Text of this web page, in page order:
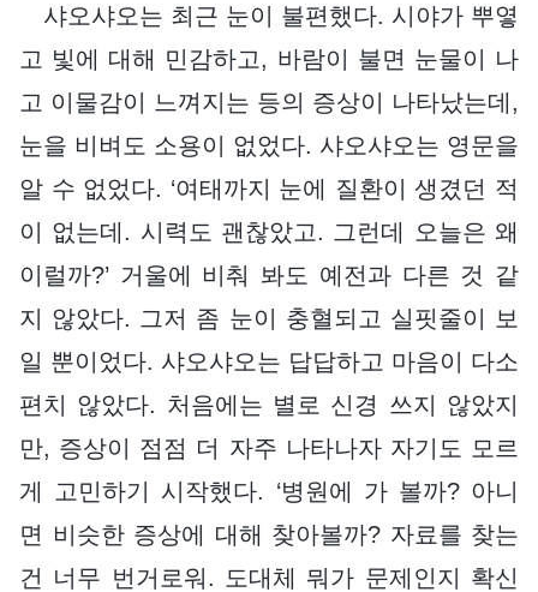
샤오샤오는 최근 눈이 불편했다. 시야가 뿌옇
고 빛에 대해 민감하고, 바람이 불면 눈물이 나
고 이물감이 느껴지는 등의 증상이 나타났는데,
눈을 비벼도 소용이 없었다. 샤오샤오는 영문을
알 수 없었다. ‘여태까지 눈에 질환이 생겼던 적
이 없는데. 시력도 괜찮았고. 그런데 오늘은 왜
이럴까?’ 거울에 비춰 봐도 예전과 다른 것 같
지 않았다. 그저 좀 눈이 충혈되고 실핏줄이 보
일 뿐이었다. 샤오샤오는 답답하고 마음이 다소
편치 않았다. 처음에는 별로 신경 쓰지 않았지
만, 증상이 점점 더 자주 나타나자 자기도 모르
게 고민하기 시작했다. ‘병원에 가 볼까? 아니
면 비슷한 증상에 대해 찾아볼까? 자료를 찾는
건 너무 번거로워. 도대체 뭐가 문제인지 확신